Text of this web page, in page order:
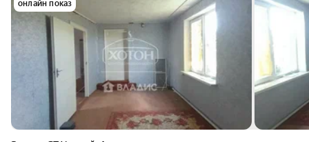
онлайн показ